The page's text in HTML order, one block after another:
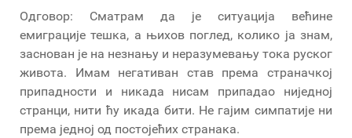
Одговор: Сматрам да је ситуација већине
емиграције тешка, а њихов поглед, колико ја знам,
заснован је на незнању и неразумевању тока руског
живота. Имам негативан став према страначкој
припадности и никада нисам припадао ниједној
странци, нити ћу икада бити. Не гајим симпатије ни
према једној од постојећих странака.